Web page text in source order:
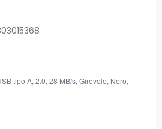
tipo A, 2.0, 28 MB/s, Girevole, Nero,